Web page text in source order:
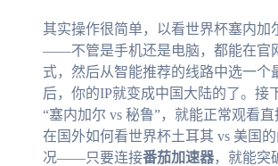
其实操作很简单，以看世界杯塞内
——不管是手机还是电脑，都能在官
式，然后从智能推荐的线路中选一
后，你的IP就变成中国大陆的了。接
“塞内加尔 vs 秘鲁”，就能正常观看
在国外如何看世界杯土耳其 vs 美国
况——只要连接番茄加速器，就能突